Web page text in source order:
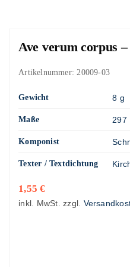
Ave verum corpus
Artikelnummer:20009-03
Gewicht 8 g
Maße 297
Komponist
Texter / Textdichtung
1,55€
inkl. MwSt. zzgl.